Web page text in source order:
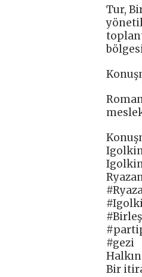
Tur,
#gezi
Bir